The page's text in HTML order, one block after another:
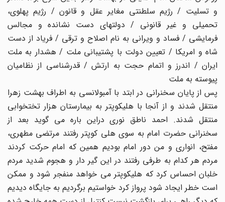
و تسلیت / رژیم سلطنتی مغایر عقل و قانون / رژیم پهلوی،
تحمیلی و غیر قانونی / دولتهای دست نشانده و مجالس
فرمایشی / فساد و ویرانی به نام اصلاح و ترقی / فریاد از دست
شاه و امریکا / تعیین دولت با پشتیبانی ملت / هشدار به ملت
ایران / اندرز و اتمام حجت به ارتش / قدرشناسی از نظامیان
پیوسته به ملت
پس از پایان سخنرانی در ابتد با آمبولانسی به اطراف بهشت زهرا
منتقل شدند و از آنجا با هلیکوپتر به بیمارستان هزار تختخوابی
منتقل شدند. احمد ناطق نوری دراین باره می گوید بعد از
سخنرانى حضرت امام به‌ سوى هلى کوپتر رفتند مرتضی مطهرى،
مفتح، انوارى و من دور امام بودیم همین که‌ امام حرکت کردند
مردم هر کدام به‌ طرفى رفتند در این گیر دار و هجوم شدید مردم
خلبان احساس کرد که‌ هلیکوپتر مى خواهد منفجر شود و ممکن
است خطر ایجاد شود پرواز کرد خواستیم برگردیم به‌ جایگاه‌ دیدیم